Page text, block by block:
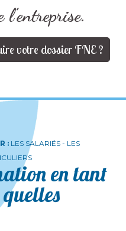
votre dossier FNE ?
: LES SALARIÉS - LES
en tant